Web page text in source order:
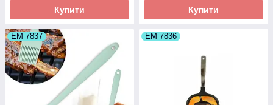
Купити Купити
ЕМ 7837 ЕМ 7836